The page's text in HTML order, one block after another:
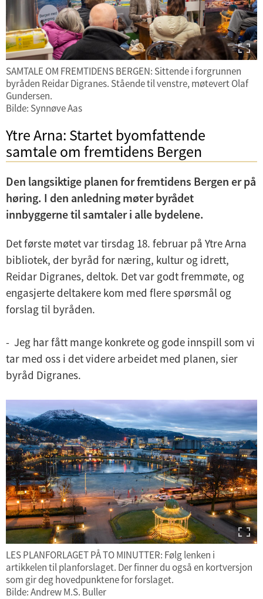
SAMTALE OM FREMTIDENS BERGEN: Sittende i forgrunnen
byråden Reidar Digranes. Stående til venstre, møtevert Olaf
Gundersen.
Bilde: Synnøve Aas
Ytre Arna: Startet byomfattende
samtale om fremtidens Bergen
Den langsiktige planen for fremtidens Bergen er på
høring. I den anledning møter byrådet
innbyggerne til samtaler i alle bydelene.
Det første møtet var tirsdag 18. februar på Ytre Arna
bibliotek, der byråd for næring, kultur og idrett,
Reidar Digranes, deltok. Det var godt fremmøte, og
engasjerte deltakere kom med flere spørsmål og
forslag til byråden.
- Jeg har fått mange konkrete og gode innspill som vi
tar med oss i det videre arbeidet med planen, sier
byråd Digranes.
LES PLANFORLAGET PÅ TO MINUTTER: Følg lenken i
artikkelen til planforslaget. Der finner du også en kortversjon
som gir deg hovedpunktene for forslaget.
Bilde: Andrew M.S. Buller